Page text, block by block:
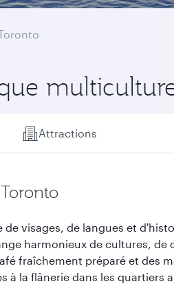
Attractions
visages, de langues et
harmonieux de cultures, de
fraîchement préparé et des
à la flânerie dans les quartiers